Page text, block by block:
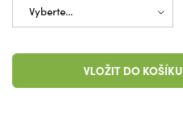
VLOŽIT DO KOŠÍKU